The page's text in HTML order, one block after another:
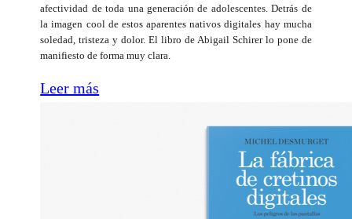
afectividad de toda una generación de adolescentes. Detrás de
la imagen cool de estos aparentes nativos digitales hay mucha
soledad, tristeza y dolor. El libro de Abigail Schirer lo pone de
manifiesto de forma muy clara.
Leer más